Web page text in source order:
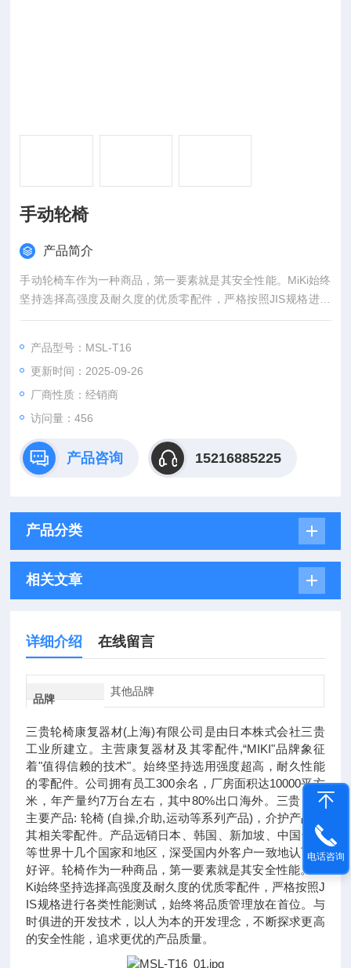
手动轮椅
产品简介
手动轮椅车作为⼀种商品，第⼀要素就是其安全性能。MiKi始终
坚持选择⾼强度及耐久度的优质零配件，严格按照JIS规格进⾏
各类性能测试，始终将品质管理放在⾸位。与时俱进的开发技
的产品质量。
产品型号：MSL-T16
更新时间：2025-09-26
厂商性质：经销商
访问量：456
产品咨询 15216885225
产品分类
相关文章
详细介绍 在线留言
品牌
其他品牌
三贵轮椅康复器材(上海)有限公司是由日本株式会社三贵
工业所建立。主营康复器材及其零配件,“MIKI"品牌象征
着"值得信赖的技术"。始终坚持选用强度超高，耐久性能
的零配件。公司拥有员工300余名，厂房面积达10000平方
米，年产量约7万台左右，其中80%出口海外。三贵目前
主要产品: 轮椅 (自操,介助,运动等系列产品)，介护产品及
其相关零配件。产品远销日本、韩国、新加坡、中国台湾
等世界十几个国家和地区，深受国内外客户一致地认可和
好评。轮椅作为⼀种商品，第⼀要素就是其安全性能。Mi
Ki始终坚持选择⾼强度及耐久度的优质零配件，严格按照J
IS规格进⾏各类性能测试，始终将品质管理放在⾸位。与
时俱进的开发技术，以⼈为本的开发理念，不断探求更⾼
的安全性能，追求更优的产品质量。
电话咨询